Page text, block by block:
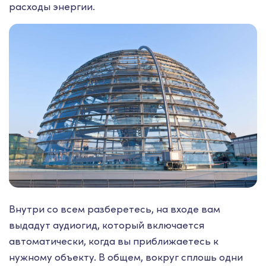
расходы энергии.
Внутри со всем разберетесь, на входе вам
выдадут аудиогид, который включается
автоматически, когда вы приближаетесь к
нужному объекту. В общем, вокруг сплошь одни